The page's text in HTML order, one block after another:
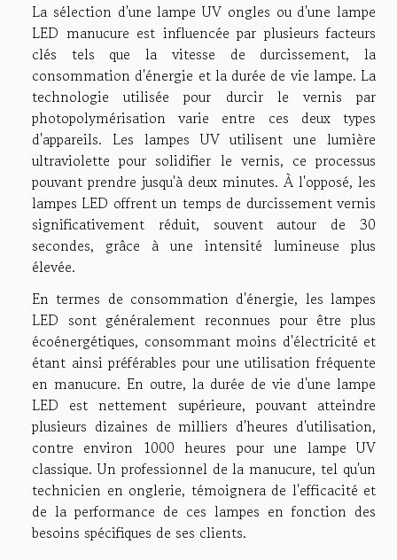
La sélection d'une lampe UV ongles ou d'une lampe
LED manucure est influencée par plusieurs facteurs
clés tels que la vitesse de durcissement, la
consommation d'énergie et la durée de vie lampe. La
technologie utilisée pour durcir le vernis par
photopolymérisation varie entre ces deux types
d'appareils. Les lampes UV utilisent une lumière
ultraviolette pour solidifier le vernis, ce processus
pouvant prendre jusqu'à deux minutes. À l'opposé, les
lampes LED offrent un temps de durcissement vernis
significativement réduit, souvent autour de 30
secondes, grâce à une intensité lumineuse plus
élevée.
En termes de consommation d'énergie, les lampes
LED sont généralement reconnues pour être plus
écoénergétiques, consommant moins d'électricité et
étant ainsi préférables pour une utilisation fréquente
en manucure. En outre, la durée de vie d'une lampe
LED est nettement supérieure, pouvant atteindre
plusieurs dizaines de milliers d'heures d'utilisation,
contre environ 1000 heures pour une lampe UV
classique. Un professionnel de la manucure, tel qu'un
technicien en onglerie, témoignera de l'efficacité et
de la performance de ces lampes en fonction des
besoins spécifiques de ses clients.